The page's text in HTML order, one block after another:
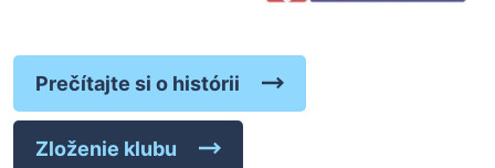
Prečítajte si o histórii
Zloženie klubu